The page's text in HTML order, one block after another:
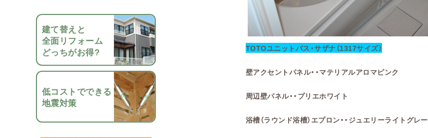
建て替えと
全面リフォーム
どっちがお得?
低コストでできる
地震対策
TOTOユニットバス・サザナ（1317サイズ）
壁アクセントパネル・・マテリアルアロマピンク
周辺壁パネル・・プリエホワイト
浴槽（ラウンド浴槽）エプロン・・ジュエリーライトグレー